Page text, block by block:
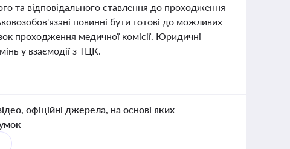
та відповідального ставлення до проходження
повинні бути готові до можливих
проходження медичної комісії. Юридичні
у взаємодії з ТЦК.
офіційні джерела, на основі яких